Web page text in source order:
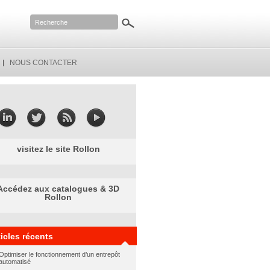
visitez le site Rollon
aux catalogues & 3D
Rollon
récents
le fonctionnement d’un entrepôt
NOUS CONTACTER